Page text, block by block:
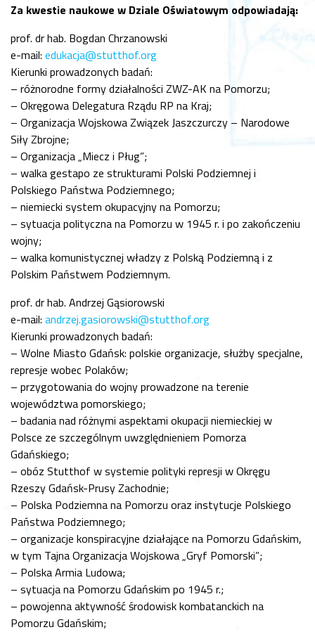
Za kwestie naukowe w Dziale Oświatowym odpowiadają:
prof. dr hab. Bogdan Chrzanowski
e-mail: edukacja@stutthof.org
Kierunki prowadzonych badań:
– różnorodne formy działalności ZWZ-AK na Pomorzu;
– Okręgowa Delegatura Rządu RP na Kraj;
– Organizacja Wojskowa Związek Jaszczurczy – Narodowe
Siły Zbrojne;
– Organizacja „Miecz i Pług”;
– walka gestapo ze strukturami Polski Podziemnej i
Polskiego Państwa Podziemnego;
– niemiecki system okupacyjny na Pomorzu;
– sytuacja polityczna na Pomorzu w 1945 r. i po zakończeniu
wojny;
– walka komunistycznej władzy z Polską Podziemną i z
Polskim Państwem Podziemnym.
prof. dr hab. Andrzej Gąsiorowski
e-mail: andrzej.gasiorowski@stutthof.org
Kierunki prowadzonych badań:
– Wolne Miasto Gdańsk: polskie organizacje, służby specjalne,
represje wobec Polaków;
– przygotowania do wojny prowadzone na terenie
województwa pomorskiego;
– badania nad różnymi aspektami okupacji niemieckiej w
Polsce ze szczególnym uwzględnieniem Pomorza
Gdańskiego;
– obóz Stutthof w systemie polityki represji w Okręgu
Rzeszy Gdańsk-Prusy Zachodnie;
– Polska Podziemna na Pomorzu oraz instytucje Polskiego
Państwa Podziemnego;
– organizacje konspiracyjne działające na Pomorzu Gdańskim,
w tym Tajna Organizacja Wojskowa „Gryf Pomorski”;
– Polska Armia Ludowa;
– sytuacja na Pomorzu Gdańskim po 1945 r.;
– powojenna aktywność środowisk kombatanckich na
Pomorzu Gdańskim;